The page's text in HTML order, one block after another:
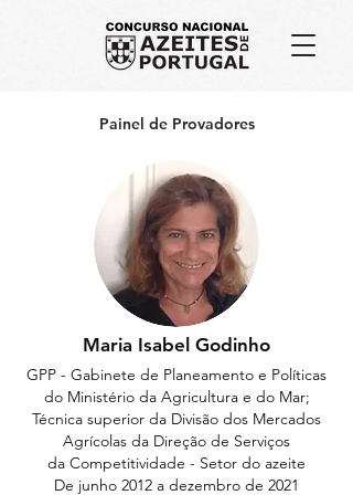
Painel de Provadores
Maria Isabel Godinho
GPP - Gabinete de Planeamento e Políticas
do Ministério da Agricultura e do Mar;
Técnica superior da Divisão dos Mercados
Agrícolas da Direção de Serviços
da Competitividade - Setor do azeite
De junho 2012 a dezembro de 2021